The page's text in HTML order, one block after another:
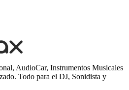
AudioCar, Instrumentos Musicales
Todo para el DJ, Sonidista y